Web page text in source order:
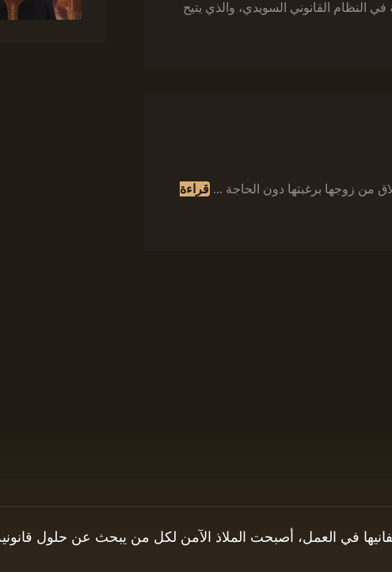
في النظام القانوني السويدي، والذي يتيح
من زوجها برغبتها دون الحاجة ... قراءة
وتفانيها في العمل، أصبحت الملاذ الآمن لكل من يبحث عن حلول